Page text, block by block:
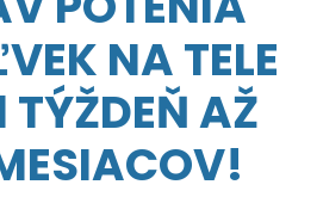
NA TELE
TÝŽDEŇ AŽ